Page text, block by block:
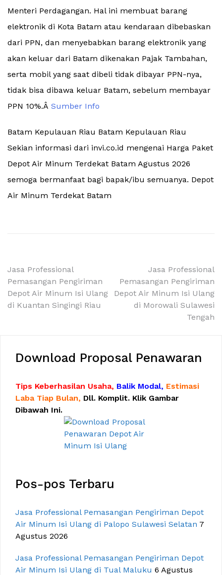
Menteri Perdagangan. Hal ini membuat barang
elektronik di Kota Batam atau kendaraan dibebaskan
dari PPN, dan menyebabkan barang elektronik yang
akan keluar dari Batam dikenakan Pajak Tambahan,
serta mobil yang saat dibeli tidak dibayar PPN-nya,
tidak bisa dibawa keluar Batam, sebelum membayar
PPN 10%.Â Sumber Info
Batam Kepulauan Riau Batam Kepulauan Riau
Sekian informasi dari invi.co.id mengenai Harga Paket
Depot Air Minum Terdekat Batam Agustus 2026
semoga bermanfaat bagi bapak/ibu semuanya. Depot
Air Minum Terdekat Batam
Navigasi
pos
Jasa Professional
Pemasangan Pengiriman
Depot Air Minum Isi Ulang
di Kuantan Singingi Riau
Jasa Professional
Pemasangan Pengiriman
Depot Air Minum Isi Ulang
di Morowali Sulawesi
Tengah
Download Proposal Penawaran
Tips Keberhasilan Usaha, Balik Modal, Estimasi
Laba Tiap Bulan, Dll. Komplit. Klik Gambar
Dibawah Ini.
Pos-pos Terbaru
Jasa Professional Pemasangan Pengiriman Depot
Air Minum Isi Ulang di Palopo Sulawesi Selatan 7
Agustus 2026
Jasa Professional Pemasangan Pengiriman Depot
Air Minum Isi Ulang di Tual Maluku 6 Agustus